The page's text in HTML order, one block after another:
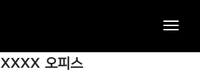
XXXX 오피스